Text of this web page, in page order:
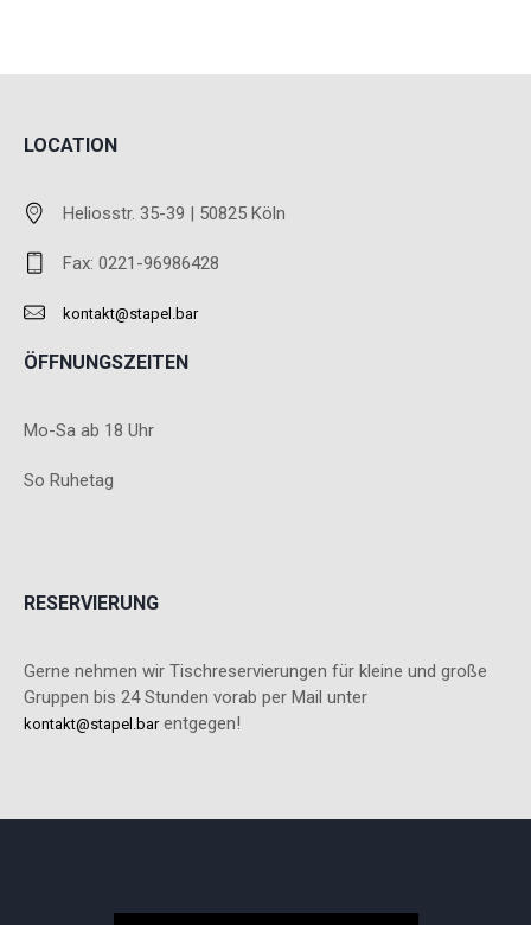
LOCATION
Heliosstr. 35-39 | 50825 Köln
Fax: 0221-96986428
kontakt@stapel.bar
ÖFFNUNGSZEITEN
Mo-Sa ab 18 Uhr
So Ruhetag
RESERVIERUNG
Gerne nehmen wir Tischreservierungen für kleine und große
Gruppen bis 24 Stunden vorab per Mail unter
kontakt@stapel.barentgegen!